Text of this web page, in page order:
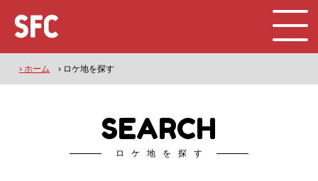
› ホーム › ロケ地を探す
SEARCH
ロケ地を探す